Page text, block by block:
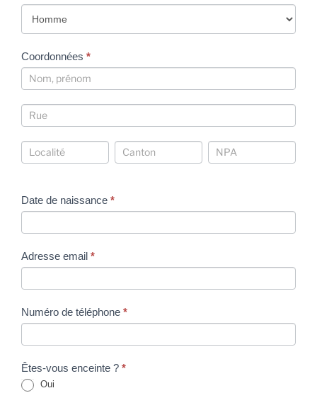
Coordonnées *
Coordonnées
Coordonnées
Coordonnées Coordonnées Coordonnées
Date de naissance *
Adresse email *
Numéro de téléphone *
Êtes-vous enceinte ? *
Oui